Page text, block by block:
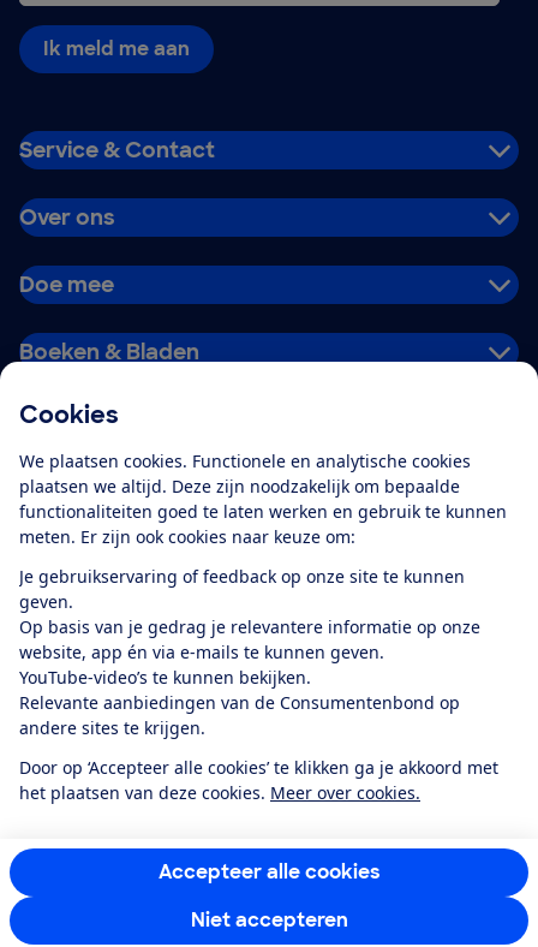
Cookies
We plaatsen cookies. Functionele en analytische cookies
plaatsen we altijd. Deze zijn noodzakelijk om bepaalde
functionaliteiten goed te laten werken en gebruik te kunnen
meten. Er zijn ook cookies naar keuze om:
Je gebruikservaring of feedback op onze site te kunnen
geven.
Op basis van je gedrag je relevantere informatie op onze
website, app én via e-mails te kunnen geven.
YouTube-video’s te kunnen bekijken.
Relevante aanbiedingen van de Consumentenbond op
andere sites te krijgen.
Door op ‘Accepteer alle cookies’ te klikken ga je akkoord met
het plaatsen van deze cookies. Meer over cookies.
Accepteer alle cookies
Niet accepteren
Ik meld me aan
Service & Contact
Over ons
Doe mee
Boeken & Bladen
Alles over de
app
Algemene Voorwaarden
Privacyverklaring
Cookiebeleid
Privacyvoorkeuren
Toegankelijkheid
RSS-feed nieuws
Facebook
TwitterInstagram
YoutubeLinkedIn
12.901consumentenbeoordelen de Consumentenbondmet gemiddeld